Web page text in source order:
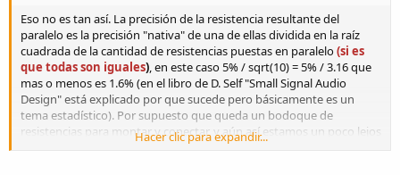
Eso no es tan así. La precisión de la resistencia resultante del
paralelo es la precisión "nativa" de una de ellas dividida en la raíz
cuadrada de la cantidad de resistencias puestas en paralelo(si es
que todas son iguales) , en este caso 5% / sqrt(10) = 5% / 3.16 que
mas o menos es 1.6% (en el libro de D. Self "Small Signal Audio
Design" está explicado por que sucede pero básicamente es un
tema estadístico). Por supuesto que queda un bodoque de
resistencias para montar y conectar, y aún así estamos un poco lejos
del 1% buscado, pero si no hay otra cosa, esta no es una mala
Hacer clic para expandir...